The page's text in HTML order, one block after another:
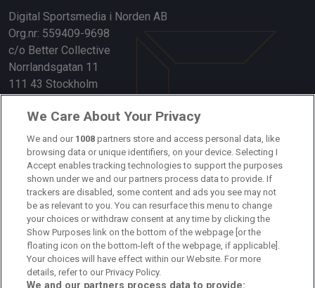
Digital Sportsmedia i Norden AB
Org.nr: 559409-9698
c/o Better Collective
Norrlandsgatan 11
111 43 Stockholm
Länkar
Om oss
Kontakta oss
Kundtjänst
Sponsor: Rekatochklart
Annonsera på Fotbolldirekt
Redaktionell policy
We Care About Your Privacy
We and our 1008 partners store and access personal data, like
browsing data or unique identifiers, on your device. Selecting I
Accept enables tracking technologies to support the purposes
shown under we and our partners process data to provide. If
trackers are disabled, some content and ads you see may not
be as relevant to you. You can resurface this menu to change
your choices or withdraw consent at any time by clicking the
Show Purposes link on the bottom of the webpage [or the
floating icon on the bottom-left of the webpage, if applicable].
Your choices will have effect within our Website. For more
details, refer to our Privacy Policy.
We and our partners process data to provide: